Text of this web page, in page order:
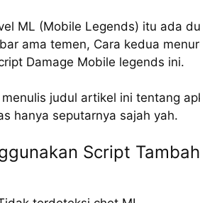
ML (Mobile Legends) itu ada
ama temen, Cara kedua
Damage Mobile legends ini.
judul artikel ini tentang
hanya seputarnya sajah yah.
Script